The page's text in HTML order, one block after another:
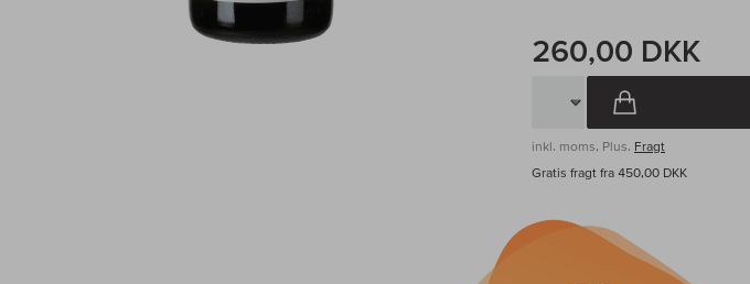
260,00 DKK
inkl. moms, Plus. Fragt
Gratis fragt fra 450,00 DKK